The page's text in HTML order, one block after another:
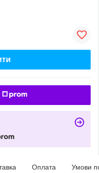
Оплата Умови